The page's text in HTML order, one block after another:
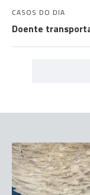
CASOS DO DIA
Doente